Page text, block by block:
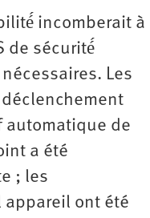
incomberait à
de sécurité́
Les
automatique de
a été
; les
ont été